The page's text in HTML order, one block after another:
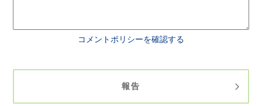
コメントポリシーを確認する
報告